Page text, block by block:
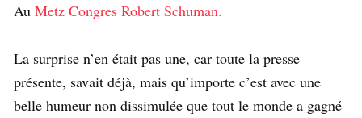
Au Metz Congres Robert Schuman.
La surprise n’en était pas une, car toute la presse
présente, savait déjà, mais qu’importe c’est avec une
belle humeur non dissimulée que tout le monde a gagné